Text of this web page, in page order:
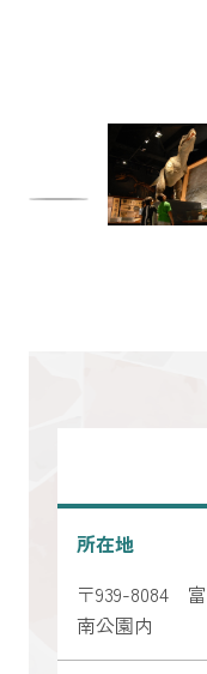
所在地
〒939-8084
南公園内